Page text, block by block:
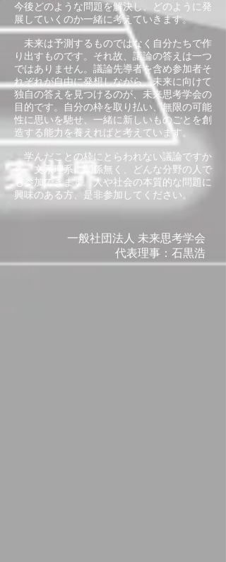
今後どのような問題を解決し、どのように発
展していくのか一緒に考えていきます。
未来は予測するものではなく自分たちで作
り出すものです。それ故、議論の答えは一つ
ではありません。議論先導者を含め参加者そ
れぞれが自由に発想しながら、未来に向けて
独自の答えを見つけるのが、未来思考学会の
目的です。自分の枠を取り払い、無限の可能
性に思いを馳せ、一緒に新しいものごとを創
造する能力を養えればと考えています。
学んだことの枠にとらわれない議論ですか
ら、文系理系に関係無く、どんな分野の人で
も参加できます。人や社会の本質的な問題に
興味のある方、是非参加してください。
一般社団法人 未来思考学会
代表理事：石黒浩